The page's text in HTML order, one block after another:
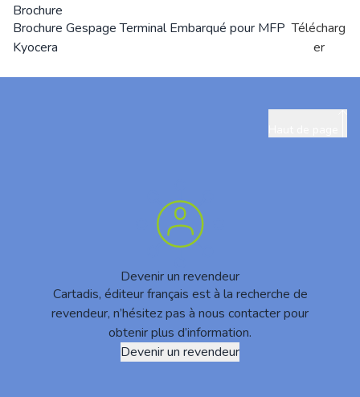
Brochure
Brochure Gespage Terminal Embarqué pour MFP
Kyocera
Télécharg
er
Devenir un revendeur
Cartadis, éditeur français est à la recherche de
revendeur, n’hésitez pas à nous contacter pour
obtenir plus d’information.
Devenir un revendeur